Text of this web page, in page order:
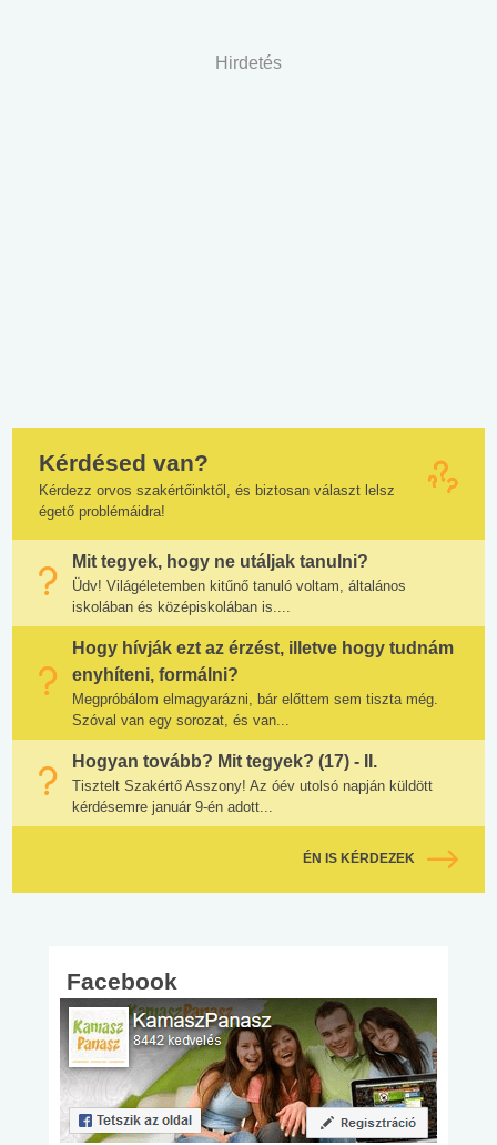
Hirdetés
Kérdésed van?
Kérdezz orvos szakértőinktől, és biztosan választ lelsz
égető problémáidra!
Mit tegyek, hogy ne utáljak tanulni?
Üdv! Világéletemben kitűnő tanuló voltam, általános
iskolában és középiskolában is....
Hogy hívják ezt az érzést, illetve hogy tudnám
enyhíteni, formálni?
Megpróbálom elmagyarázni, bár előttem sem tiszta még.
Szóval van egy sorozat, és van...
Hogyan tovább? Mit tegyek? (17) - II.
Tisztelt Szakértő Asszony! Az óév utolsó napján küldött
kérdésemre január 9-én adott...
ÉN IS KÉRDEZEK
Facebook